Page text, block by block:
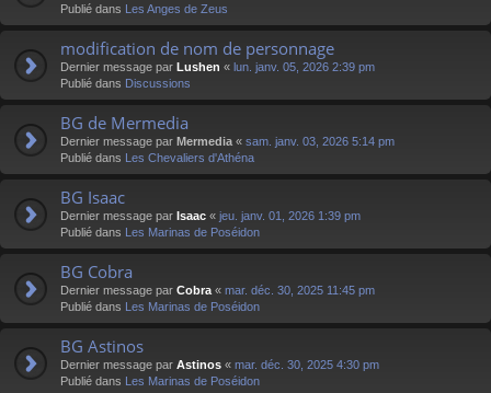
Publié dans Les Anges de Zeus
modification de nom de personnage
Dernier message par Lushen « lun. janv. 05, 2026 2:39 pm
Publié dans Discussions
BG de Mermedia
Dernier message par Mermedia « sam. janv. 03, 2026 5:14 pm
Publié dans Les Chevaliers d'Athéna
BG Isaac
Dernier message par Isaac « jeu. janv. 01, 2026 1:39 pm
Publié dans Les Marinas de Poséidon
BG Cobra
Dernier message par Cobra « mar. déc. 30, 2025 11:45 pm
Publié dans Les Marinas de Poséidon
BG Astinos
Dernier message par Astinos « mar. déc. 30, 2025 4:30 pm
Publié dans Les Marinas de Poséidon